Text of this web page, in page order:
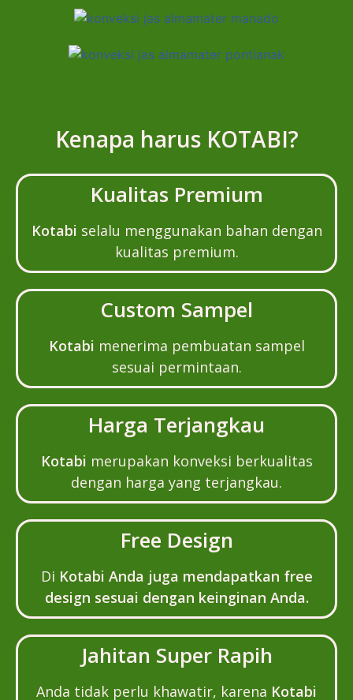
Kenapa harus KOTABI?
Kualitas Premium
Kotabi selalu menggunakan bahan dengan
kualitas premium.
Custom Sampel
Kotabi menerima pembuatan sampel
sesuai permintaan.
Harga Terjangkau
Kotabi merupakan konveksi berkualitas
dengan harga yang terjangkau.
Free Design
Di Kotabi Anda juga mendapatkan free
design sesuai dengan keinginan Anda.
Jahitan Super Rapih
Anda tidak perlu khawatir, karena Kotabi